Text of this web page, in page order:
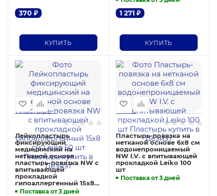
370 ₽
КУПИТЬ
1 271₽
КУПИТЬ
Лейкопластырь
фиксирующий
медицинский на
нетканой основе
пластырь-повязка NW с
впитывающей
прокладкой
гипоаллергенный 15х8
см Leiko 50 шт
Поставка от 3 дней
Пластырь-повязка на
нетканой основе 6х8 см
водонепроницаемый
NW I.V. с впитывающей
прокладкой Leiko 100
шт
Поставка от 3 дней